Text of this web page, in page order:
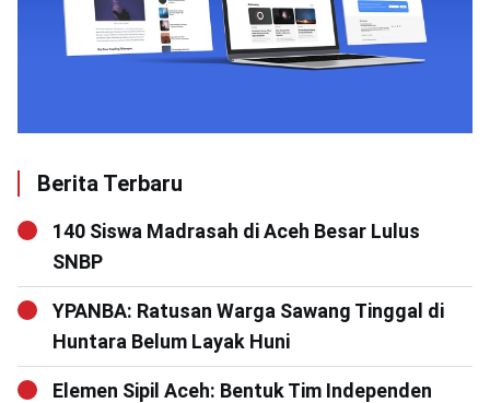
Berita Terbaru
140 Siswa Madrasah di Aceh Besar Lulus
SNBP
YPANBA: Ratusan Warga Sawang Tinggal di
Huntara Belum Layak Huni
Elemen Sipil Aceh: Bentuk Tim Independen